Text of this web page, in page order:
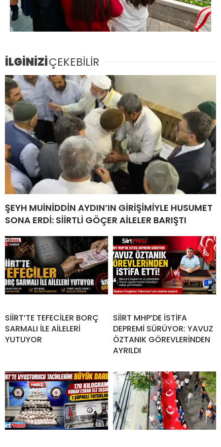
İLGİNİZİÇEKEBİLİR
ŞEYH MUİNİDDİN AYDIN’IN GİRİŞİMİYLE HUSUMET
SONA ERDİ: SİİRTLİ GÖÇER AİLELER BARIŞTI
SİİRT’TE TEFECİLER BORÇ
SARMALI İLE AİLELERİ
YUTUYOR
SİİRT MHP’DE İSTİFA
DEPREMİ SÜRÜYOR: YAVUZ
ÖZTANIK GÖREVLERİNDEN
AYRILDI